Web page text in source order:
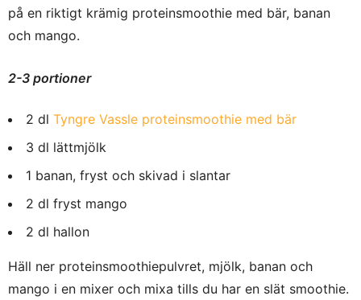
på en riktigt krämig proteinsmoothie med bär, banan
och mango.
2-3 portioner
2 dl Tyngre Vassle proteinsmoothie med bär
3 dl lättmjölk
1 banan, fryst och skivad i slantar
2 dl fryst mango
2 dl hallon
Häll ner proteinsmoothiepulvret, mjölk, banan och
mango i en mixer och mixa tills du har en slät smoothie.